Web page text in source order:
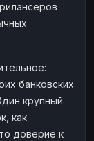
банковских
крупный
как
доверие к